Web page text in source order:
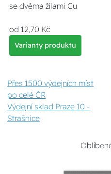
se dvěma žílami Cu
od 12,70 Kč
Varianty produktu
Přes 1500 výdejních míst
po celé ČR
Výdejní sklad Praze 10 -
Strašnice